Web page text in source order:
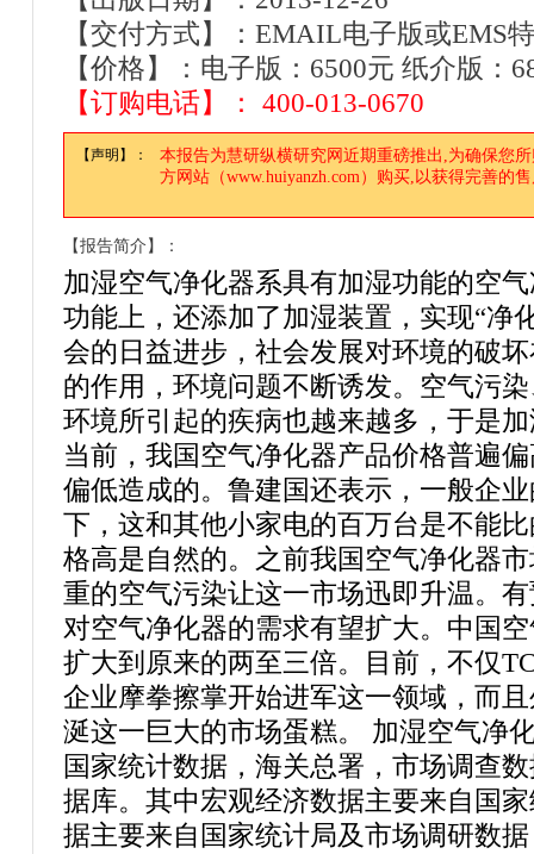
【交付方式】：EMAIL电子版或EMS
【价格】：电子版：6500元 纸介版：
【订购电话】： 400-013-0670
【声明】：
本报告为慧研纵横研究网近期重磅推出,为确保您
方网站（www.huiyanzh.com）购买,以获得完善的
【报告简介】：
加湿空气净化器系具有加湿功能的空
功能上，还添加了加湿装置，实现“净
会的日益进步，社会发展对环境的破
的作用，环境问题不断诱发。空气污
环境所引起的疾病也越来越多，于是
当前，我国空气净化器产品价格普遍
偏低造成的。鲁建国还表示，一般企
下，这和其他小家电的百万台是不能
格高是自然的。之前我国空气净化器
重的空气污染让这一市场迅即升温。
对空气净化器的需求有望扩大。中国
扩大到原来的两至三倍。目前，不仅
企业摩拳擦掌开始进军这一领域，而
涎这一巨大的市场蛋糕。 加湿空气净
国家统计数据，海关总署，市场调查
据库。其中宏观经济数据主要来自国
据主要来自国家统计局及市场调研数